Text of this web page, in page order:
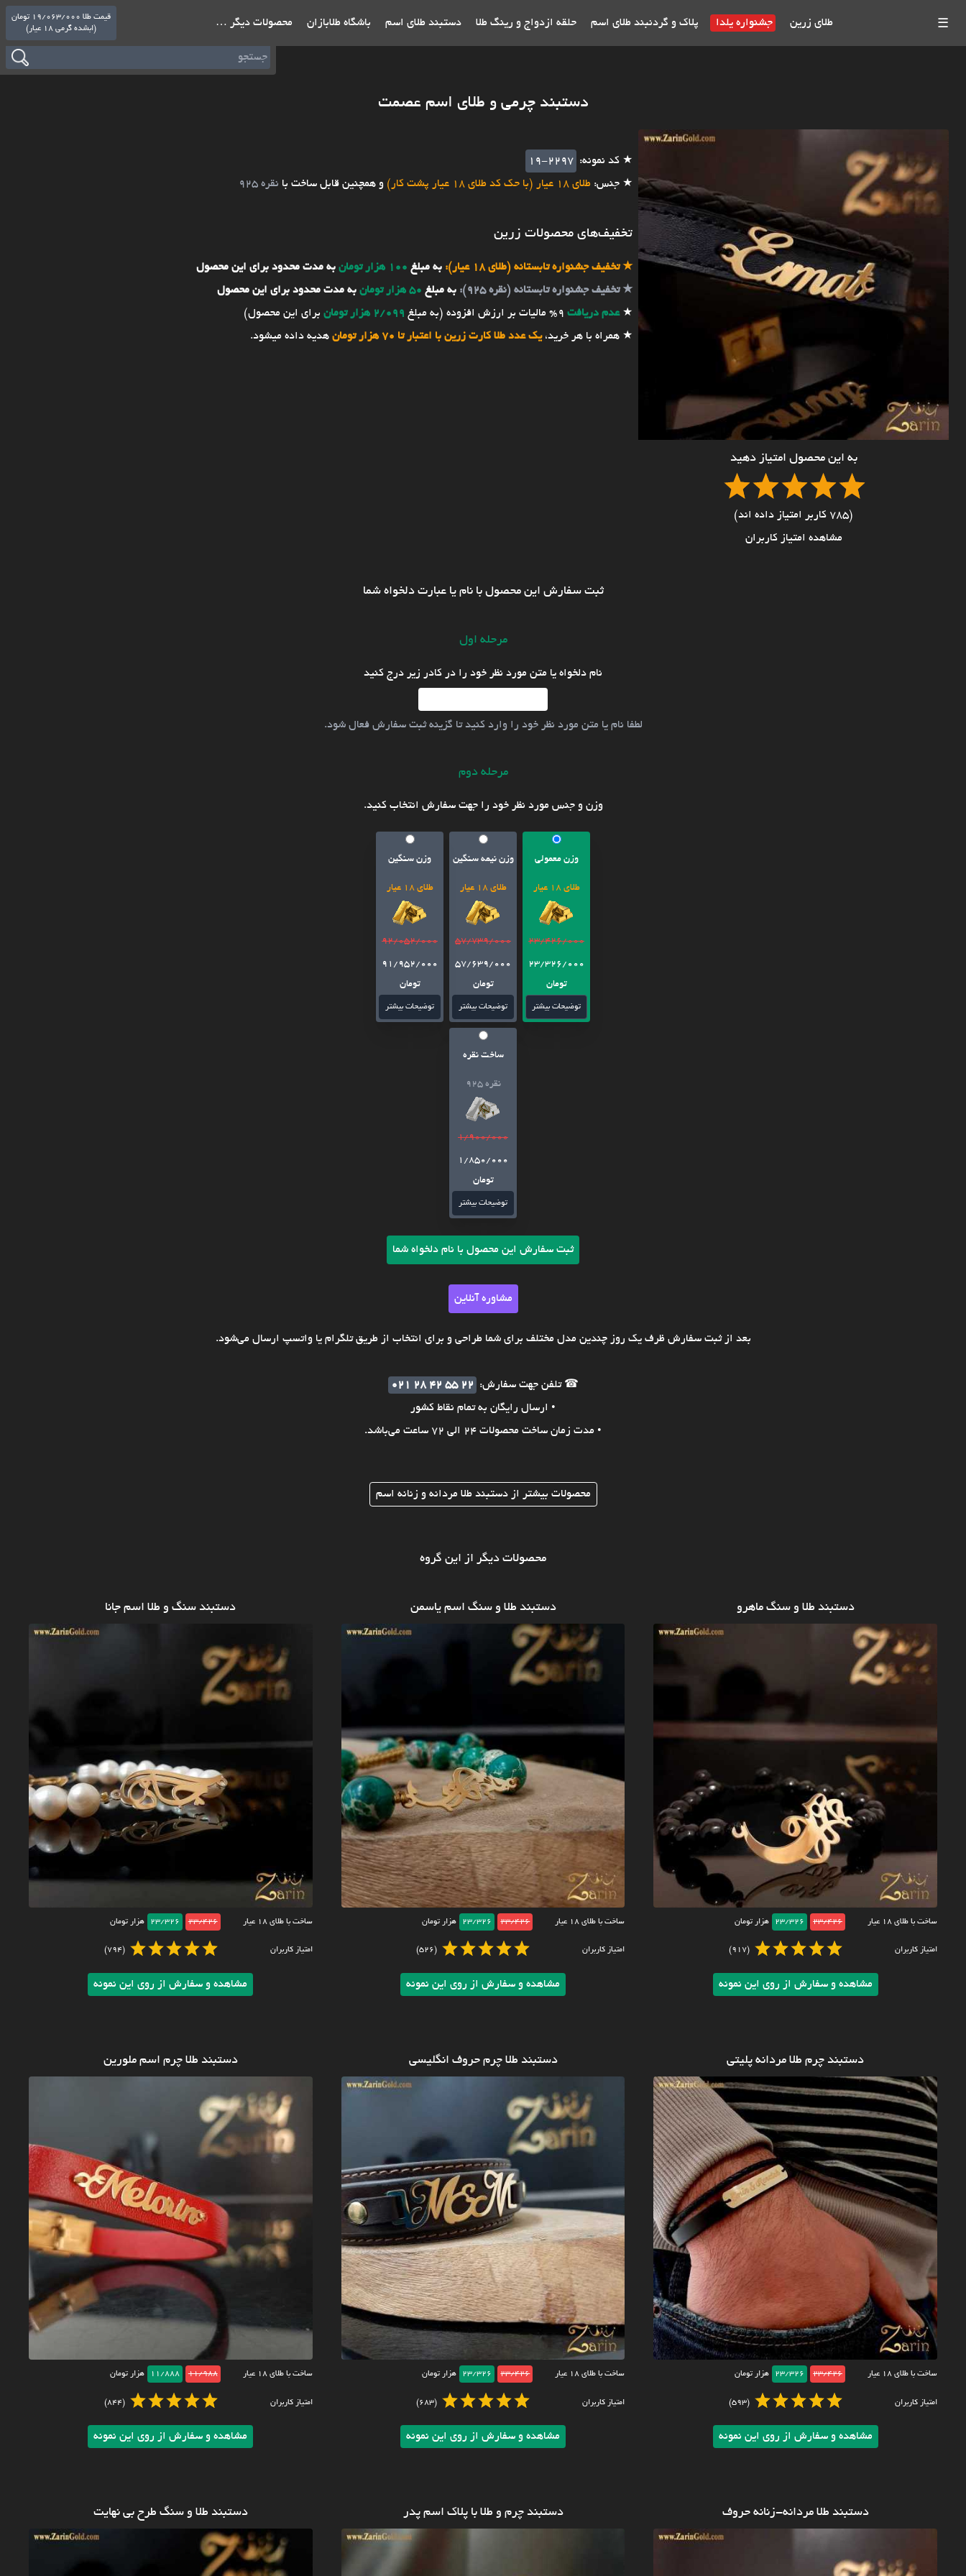
☰ طلای زرین جشنواره یلدا پلاک و گردنبند طلای اسم حلقه ازدواج و رینگ طلا دستبند طلای اسم باشگاه طلابازان محصولات دیگر …
قیمت طلا 19/063/000 تومان
(ابشده گرمی 18 عیار)
دستبند چرمی و طلای اسم عصمت
به این محصول امتیاز دهید
(785 کاربر امتیاز داده اند)
مشاهده امتیاز کاربران
★ کد نمونه: 19-2297
★ جنس: طلای 18 عیار (با حک کد طلای 18 عیار پشت کار) و همچنین قابل ساخت با نقره 925
تخفیف‌های محصولات زرین
★تخفیف جشنواره تابستانه (طلای 18 عیار): به مبلغ 100 هزار تومان
به مدت محدود برای این محصول
★تخفیف جشنواره تابستانه (نقره 925): به مبلغ 50 هزار تومان
به مدت محدود برای این محصول
★عدم دریافت 9% مالیات بر ارزش افزوده (به مبلغ 2/099 هزار تومان
برای این محصول)
★ همراه با هر خرید،یک عدد طلا کارت زرین با اعتبار تا 70 هزار تومان هدیه داده میشود.
ثبت سفارش این محصول با نام یا عبارت دلخواه شما
مرحله اول
نام دلخواه یا متن مورد نظر خود را در کادر زیر درج کنید
لطفا نام یا متن مورد نظر خود را وارد کنید تا گزینه ثبت سفارش فعال شود.
مرحله دوم
وزن و جنس مورد نظر خود را جهت سفارش انتخاب کنید.
وزن معمولی
طلای 18 عیار
23/426/000
23/326/000
تومان
توضیحات بیشتر
وزن نیمه سنگین
طلای 18 عیار
57/739/000
57/639/000
تومان
توضیحات بیشتر
وزن سنگین
طلای 18 عیار
92/052/000
91/952/000
تومان
توضیحات بیشتر
ساخت نقره
نقره 925
1/900/000
1/850/000
تومان
توضیحات بیشتر
ثبت سفارش این محصول با نام دلخواه شما
مشاوره آنلاین
بعد از ثبت سفارش ظرف یک روز چندین مدل مختلف برای شما طراحی و برای انتخاب از طریق تلگرام یا واتسپ ارسال می‌شود.
☎ تلفن جهت سفارش:
021 28 42 55 22
• ارسال رایگان به تمام نقاط کشور
• مدت زمان ساخت محصولات 24 الی 72 ساعت می‌باشد.
محصولات بیشتر از دستبند طلا مردانه و زنانه اسم
محصولات دیگر از این گروه
دستبند طلا و سنگ ماهرو
ساخت با طلای ۱۸ عیار 23/426
23/326 هزار تومان
امتیاز کاربران (917)
مشاهده و سفارش از روی این نمونه
دستبند طلا و سنگ اسم یاسمن
ساخت با طلای ۱۸ عیار 23/426
23/326 هزار تومان
امتیاز کاربران (526)
مشاهده و سفارش از روی این نمونه
دستبند سنگ و طلا اسم جانا
ساخت با طلای ۱۸ عیار 23/426
23/326 هزار تومان
امتیاز کاربران (794)
مشاهده و سفارش از روی این نمونه
دستبند چرم طلا مردانه پلیتی
ساخت با طلای ۱۸ عیار 23/426
23/326 هزار تومان
امتیاز کاربران (593)
مشاهده و سفارش از روی این نمونه
دستبند طلا چرم حروف انگلیسی
ساخت با طلای ۱۸ عیار 23/426
23/326 هزار تومان
امتیاز کاربران (683)
مشاهده و سفارش از روی این نمونه
دستبند طلا چرم اسم ملورین
ساخت با طلای ۱۸ عیار 11/988
11/888 هزار تومان
امتیاز کاربران (844)
مشاهده و سفارش از روی این نمونه
دستبند طلا مردانه-زنانه حروف دستبند چرم و طلا با پلاک اسم پدر دستبند طلا و سنگ طرح بی نهایت